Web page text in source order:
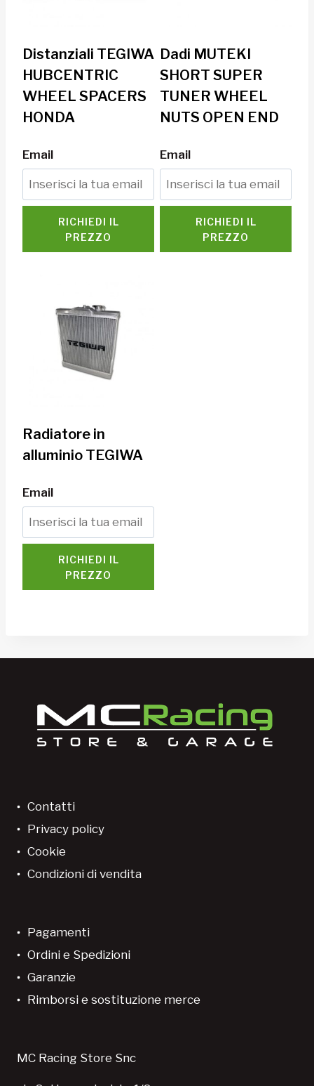
Distanziali TEGIWA
HUBCENTRIC
WHEEL SPACERS
HONDA
Email
RICHIEDI IL
PREZZO
Dadi MUTEKI
SHORT SUPER
TUNER WHEEL
NUTS OPEN END
Email
RICHIEDI IL
PREZZO
Radiatore in
alluminio TEGIWA
Email
RICHIEDI IL
PREZZO
Contatti
Privacy policy
Cookie
Condizioni di vendita
Pagamenti
Ordini e Spedizioni
Garanzie
Rimborsi e sostituzione merce
MC Racing Store Snc